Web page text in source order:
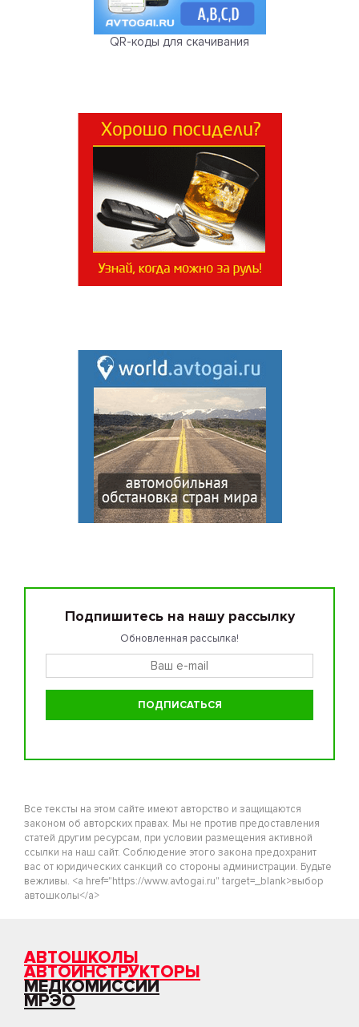
QR-коды для скачивания
Подпишитесь на нашу рассылку
Обновленная рассылка!
Все тексты на этом сайте имеют авторство и защищаются
законом об авторских правах. Мы не против предоставления
статей другим ресурсам, при условии размещения активной
ссылки на наш сайт. Соблюдение этого закона предохранит
вас от юридических санкций со стороны администрации. Будьте
вежливы. <a href="https://www.avtogai.ru" target=_blank>выбор
автошколы</a>
АВТОШКОЛЫ
АВТОИНСТРУКТОРЫ
МЕДКОМИССИИ
МРЭО